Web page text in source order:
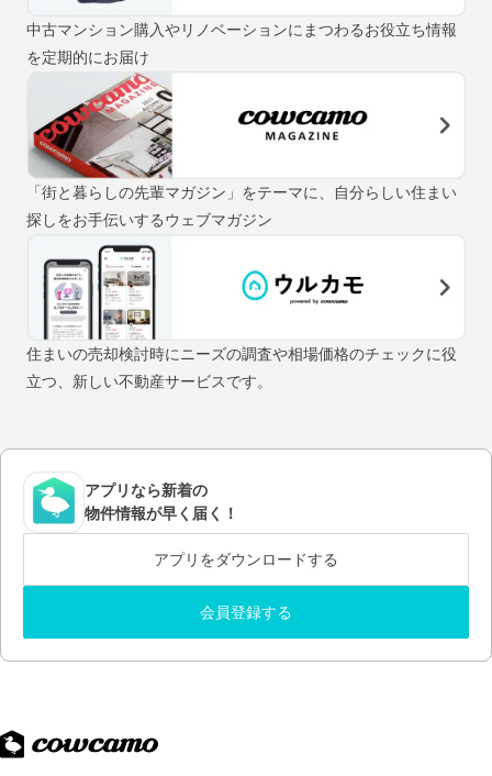
中古マンション購入やリノベーションにまつわるお役立ち情報
を定期的にお届け
「街と暮らしの先輩マガジン」をテーマに、自分らしい住まい
探しをお手伝いするウェブマガジン
住まいの売却検討時にニーズの調査や相場価格のチェックに役
立つ、新しい不動産サービスです。
アプリなら新着の
物件情報が早く届く！
アプリをダウンロードする
会員登録する